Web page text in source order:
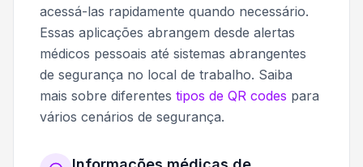
acessá-las rapidamente quando necessário.
Essas aplicações abrangem desde alertas
médicos pessoais até sistemas abrangentes
de segurança no local de trabalho. Saiba
mais sobre diferentes tipos de QR codes para
vários cenários de segurança.